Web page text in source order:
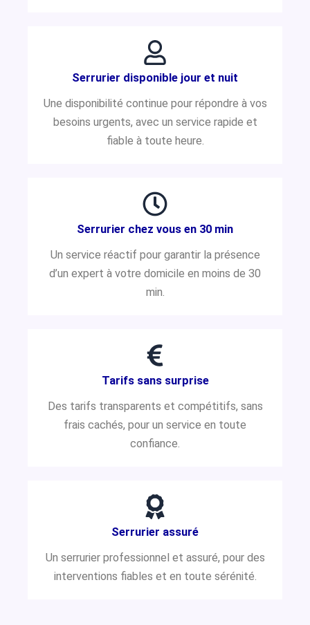
Serrurier disponible jour et nuit
Une disponibilité continue pour répondre à vos
besoins urgents, avec un service rapide et
fiable à toute heure.
Serrurier chez vous en 30 min
Un service réactif pour garantir la présence
d’un expert à votre domicile en moins de 30
min.
Tarifs sans surprise
Des tarifs transparents et compétitifs, sans
frais cachés, pour un service en toute
confiance.
Serrurier assuré
Un serrurier professionnel et assuré, pour des
interventions fiables et en toute sérénité.